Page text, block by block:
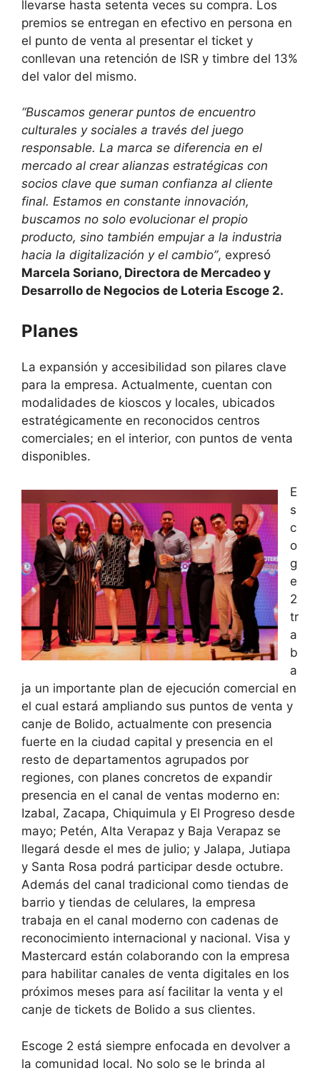
llevarse hasta setenta veces su compra. Los
premios se entregan en efectivo en persona en
el punto de venta al presentar el ticket y
conllevan una retención de ISR y timbre del 13%
del valor del mismo.
“Buscamos generar puntos de encuentro
culturales y sociales a través del juego
responsable. La marca se diferencia en el
mercado al crear alianzas estratégicas con
socios clave que suman confianza al cliente
final. Estamos en constante innovación,
buscamos no solo evolucionar el propio
producto, sino también empujar a la industria
hacia la digitalización y el cambio”, expresó
Marcela Soriano, Directora de Mercadeo y
Desarrollo de Negocios de Loteria Escoge 2.
Planes
La expansión y accesibilidad son pilares clave
para la empresa. Actualmente, cuentan con
modalidades de kioscos y locales, ubicados
estratégicamente en reconocidos centros
comerciales; en el interior, con puntos de venta
disponibles.
E
s
c
o
g
e
2
tr
a
b
a
ja un importante plan de ejecución comercial en
el cual estará ampliando sus puntos de venta y
canje de Bolido, actualmente con presencia
fuerte en la ciudad capital y presencia en el
resto de departamentos agrupados por
regiones, con planes concretos de expandir
presencia en el canal de ventas moderno en:
Izabal, Zacapa, Chiquimula y El Progreso desde
mayo; Petén, Alta Verapaz y Baja Verapaz se
llegará desde el mes de julio; y Jalapa, Jutiapa
y Santa Rosa podrá participar desde octubre.
Además del canal tradicional como tiendas de
barrio y tiendas de celulares, la empresa
trabaja en el canal moderno con cadenas de
reconocimiento internacional y nacional. Visa y
Mastercard están colaborando con la empresa
para habilitar canales de venta digitales en los
próximos meses para así facilitar la venta y el
canje de tickets de Bolido a sus clientes.
Escoge 2 está siempre enfocada en devolver a
la comunidad local. No solo se le brinda al